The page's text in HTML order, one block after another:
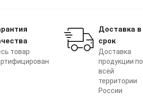
товар
Доставка в
срок
Доставка
продукции по
всей
территории
России